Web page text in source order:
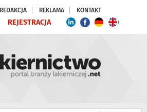
REDAKCJA REKLAMA KONTAKT
REJESTRACJA